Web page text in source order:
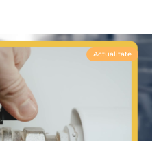
Actualitate